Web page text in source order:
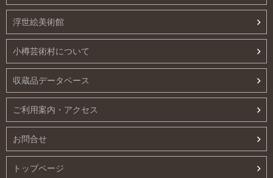
浮世絵美術館
小樽芸術村について
収蔵品データベース
ご利用案内・アクセス
お問合せ
トップページ